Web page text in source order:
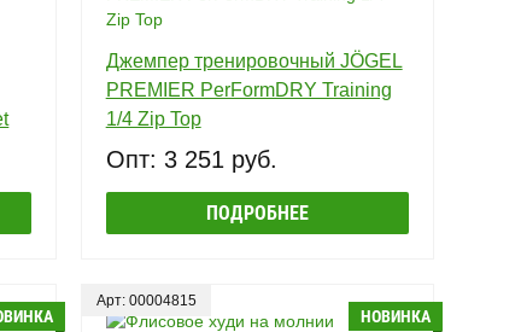
Джемпер тренировочный JÖGEL
PREMIER PerFormDRY Training
1/4 Zip Top
Опт: 3 251 руб.
ПОДРОБНЕЕ
Арт: 00004815
НОВИНКА